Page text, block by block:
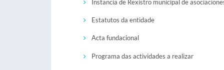
Instancia de Rexistro municipal de
Estatutos da entidade
Acta fundacional
Programa das actividades a realizar